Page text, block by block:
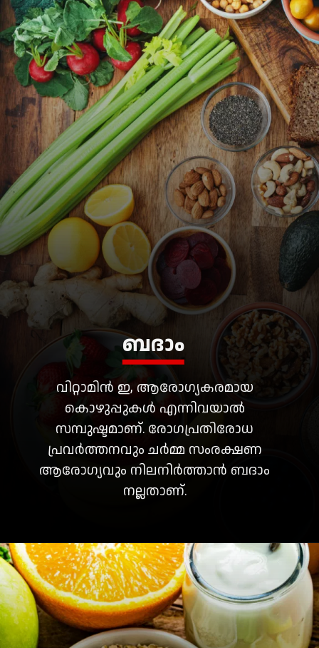
വിറ്റാമിൻ ഇ, ആരോഗ്യകരമായ
കൊഴുപ്പുകൾ എന്നിവയാൽ
സമ്പുഷ്ടമാണ്. രോഗപ്രതിരോധ
പ്രവർത്തനവും ചർമ്മ സംരക്ഷണ
ആരോഗ്യവും നിലനിർത്താൻ ബദാം
നല്ലതാണ്.
ബദാം